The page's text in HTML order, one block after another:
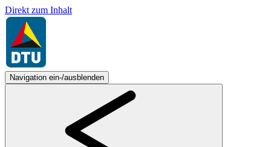
Direkt zum Inhalt
Navigation ein-/ausblenden